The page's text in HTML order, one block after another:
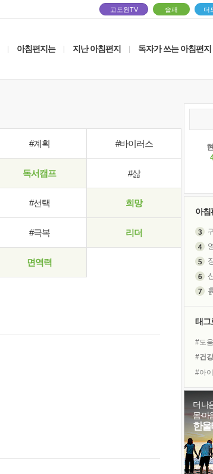
고도원TV 솔패 더
아침편지는 지난 아침편지 독자가 쓰는 아침편지
#계획 #바이러스
독서캠프 #삶
#선택 희망
#극복 리더
면역력
아침
태그
#도움
#건강
#아
#힐링
#다짐
#링
#명상
#유
더 나
몸·마
한울